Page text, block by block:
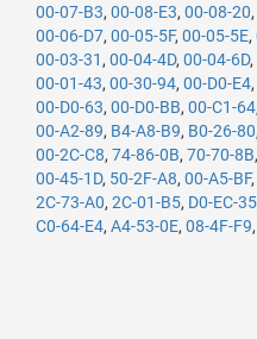
00-07-B3, 00-08-E3, 00-08-20,
00-06-D7, 00-05-5F, 00-05-5E,
00-03-31 , 00-04-4D, 00-04-6D,
00-01-43, 00-30-94, 00-D0-E4,
00-D0-63, 00-D0-BB, 00-C1-64
00-A2-89, B4-A8-B9, B0-26-80
00-2C-C8, 74-86-0B, 70-70-8B,
00-45-1D, 50-2F-A8, 00-A5-BF,
2C-73-A0, 2C-01-B5, D0-EC-35
C0-64-E4, A4-53-0E, 08-4F-F9,